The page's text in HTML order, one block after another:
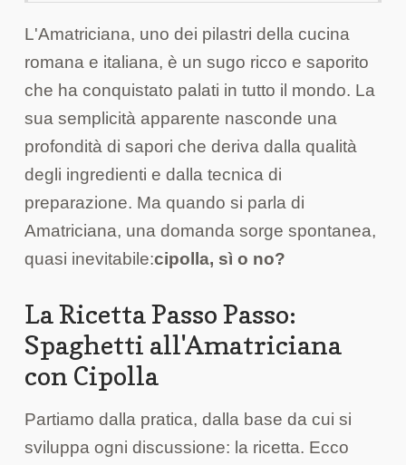
L'Amatriciana, uno dei pilastri della cucina
romana e italiana, è un sugo ricco e saporito
che ha conquistato palati in tutto il mondo. La
sua semplicità apparente nasconde una
profondità di sapori che deriva dalla qualità
degli ingredienti e dalla tecnica di
preparazione. Ma quando si parla di
Amatriciana, una domanda sorge spontanea,
quasi inevitabile:cipolla, sì o no?
La Ricetta Passo Passo:
Spaghetti all'Amatriciana
con Cipolla
Partiamo dalla pratica, dalla base da cui si
sviluppa ogni discussione: la ricetta. Ecco